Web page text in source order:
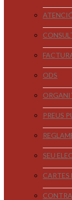
ODS
PREUS
SEU
CARTES